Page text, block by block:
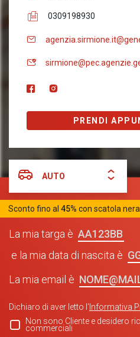
0309198930
PRENDI
AUTO
Sconto fino al 45% con scatola nera
La mia targa è
AA123BB
e la mia data di nascita è
La mia email è
Dichiaro di aver letto l' Informativa
Non sono Cliente e desidero
commerciali